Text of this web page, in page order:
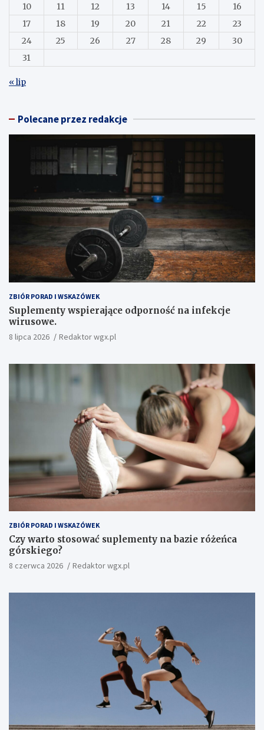
10
11 12 13 14 15
16
17
18 19 20 21 22
23
24
25 26 27 28 29
30
31
« lip
Polecane przez redakcje
ZBIÓR PORAD I WSKAZÓWEK
Suplementy wspierające odporność na infekcje
wirusowe.
8 lipca 2026 Redaktor wgx.pl
ZBIÓR PORAD I WSKAZÓWEK
Czy warto stosować suplementy na bazie różeńca
górskiego?
8 czerwca 2026 Redaktor wgx.pl